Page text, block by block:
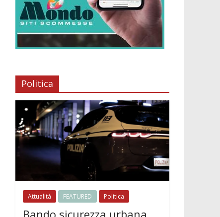
Politica
Attualità FEATURED Politica
Bando sicurezza urbana